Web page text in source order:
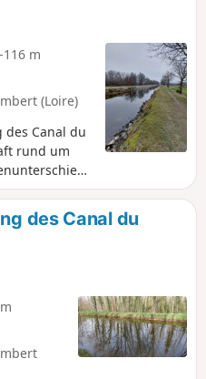
-116 m
(Loire)
Canal du
rund um
ein
David.
Ebene des
Rechnung
Derzeit
wegen der
des Canal du